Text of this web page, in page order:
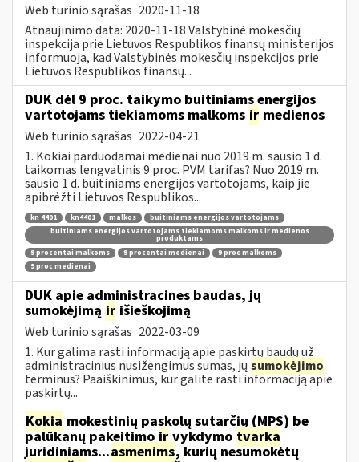
Web turinio sąrašas 2020-11-18
Atnaujinimo data: 2020-11-18 Valstybinė mokesčių
inspekcija prie Lietuvos Respublikos finansų ministerijos
informuoja, kad Valstybinės mokesčių inspekcijos prie
Lietuvos Respublikos finansų...
DUK dėl 9 proc. taikymo buitiniams energijos
vartotojams tiekiamoms malkoms ir medienos
Web turinio sąrašas 2022-04-21
1. Kokiai parduodamai medienai nuo 2019 m. sausio 1 d.
taikomas lengvatinis 9 proc. PVM tarifas? Nuo 2019 m.
sausio 1 d. buitiniams energijos vartotojams, kaip jie
apibrėžti Lietuvos Respublikos...
kn 4401 kn4401 malkos
buitiniams energijos vartotojams
buitiniams energijos vartotojams tiekiamoms malkoms ir medienos
produktams
9 procentai malkoms
9 procentai medienai
9 proc malkoms
9 proc medienai
DUK apie administracines baudas, jų
sumokėjimą ir išieškojimą
Web turinio sąrašas 2022-03-09
1. Kur galima rasti informaciją apie paskirtų baudų už
administracinius nusižengimus sumas, jų sumokėjimo
terminus? Paaiškinimus, kur galite rasti informaciją apie
paskirtų...
Kokia mokestinių paskolų sutarčių (MPS) be
palūkanų pakeitimo ir vykdymo tvarka
juridiniams...asmenims, kurių nesumokėtų